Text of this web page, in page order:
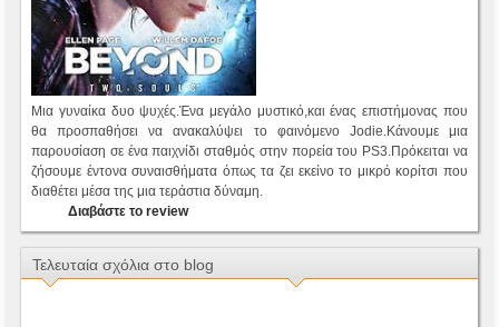
Μια γυναίκα δυο ψυχές.Ένα μεγάλο μυστικό,και ένας επιστήμονας που
θα προσπαθήσει να ανακαλύψει το φαινόμενο Jodie.Κάνουμε μια
παρουσίαση σε ένα παιχνίδι σταθμός στην πορεία του PS3.Πρόκειται να
ζήσουμε έντονα συναισθήματα όπως τα ζει εκείνο το μικρό κορίτσι που
διαθέτει μέσα της μια τεράστια δύναμη.
Διαβάστε το review
Τελευταία σχόλια στο blog